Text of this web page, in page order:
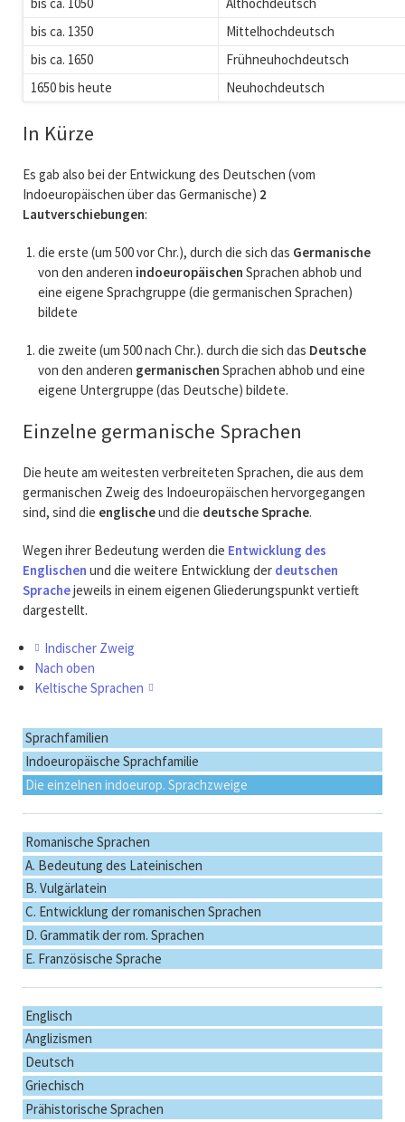
bis ca. 1350
Mittelhochdeutsch
bis ca. 1650
Frühneuhochdeutsch
1650 bis heute
Neuhochdeutsch
In Kürze
Es gab also bei der Entwickung des Deutschen (vom
Indoeuropäischen über das Germanische) 2
Lautverschiebungen:
die erste (um 500 vor Chr.), durch die sich das Germanische
von den anderen indoeuropäischen Sprachen abhob und
eine eigene Sprachgruppe (die germanischen Sprachen)
bildete
die zweite (um 500 nach Chr.). durch die sich das Deutsche
von den anderen germanischen Sprachen abhob und eine
eigene Untergruppe (das Deutsche) bildete.
Einzelne germanische Sprachen
Die heute am weitesten verbreiteten Sprachen, die aus dem
germanischen Zweig des Indoeuropäischen hervorgegangen
sind, sind die englischeund die deutscheSprache.
Wegen ihrer Bedeutung werden die Entwicklung des
Englischen und die weitere Entwicklung der deutschen
Sprachejeweils in einem eigenen Gliederungspunkt vertieft
dargestellt.
Indischer Zweig
Nach oben
Keltische Sprachen
Navigation
überspringen
Sprachfamilien
Indoeuropäische Sprachfamilie
Die einzelnen indoeurop. Sprachzweige
Romanische Sprachen
A. Bedeutung des Lateinischen
B. Vulgärlatein
C. Entwicklung der romanischen Sprachen
D. Grammatik der rom. Sprachen
E. Französische Sprache
Englisch
Anglizismen
Deutsch
Griechisch
Prähistorische Sprachen